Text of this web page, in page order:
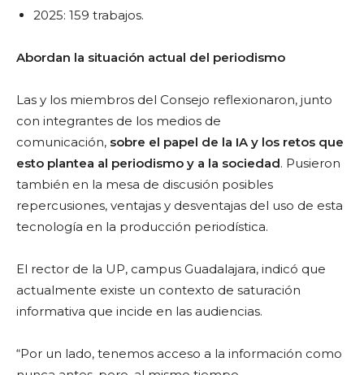
2025: 159 trabajos.
Abordan la situación actual del periodismo
Las y los miembros del Consejo reflexionaron, junto
con integrantes de los medios de
comunicación, sobre el papel de la IA y los retos que
esto plantea al periodismo y a la sociedad. Pusieron
también en la mesa de discusión posibles
repercusiones, ventajas y desventajas del uso de esta
tecnología en la producción periodística.
El rector de la UP, campus Guadalajara, indicó que
actualmente existe un contexto de saturación
informativa que incide en las audiencias.
“Por un lado, tenemos acceso a la información como